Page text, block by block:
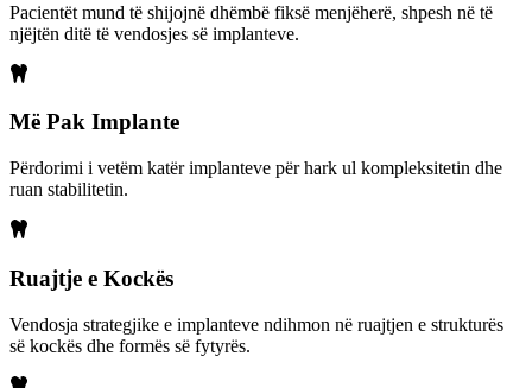
Pacientët mund të shijojnë dhëmbë fiksë menjëherë, shpesh në të
njëjtën ditë të vendosjes së implanteve.
Më Pak Implante
Përdorimi i vetëm katër implanteve për hark ul kompleksitetin dhe
ruan stabilitetin.
Ruajtje e Kockës
Vendosja strategjike e implanteve ndihmon në ruajtjen e strukturës
së kockës dhe formës së fytyrës.